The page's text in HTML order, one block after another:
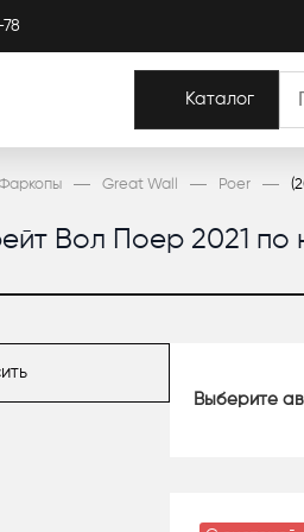
Каталог
Great Wall Poer
Вол Поер 2021 по
Выберите